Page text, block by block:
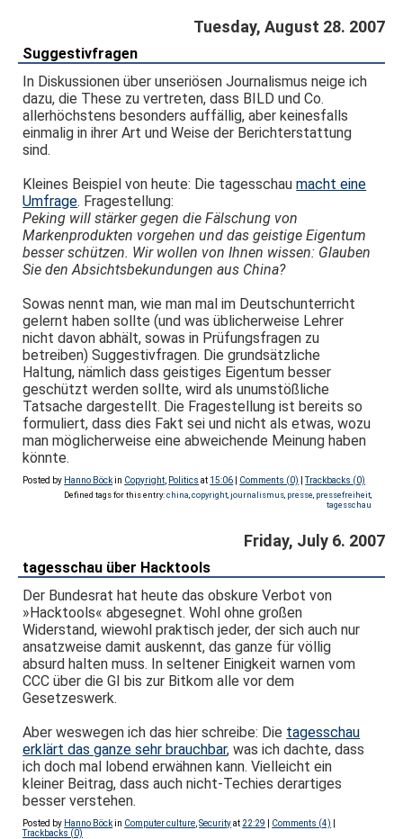
Tuesday, August 28. 2007
Suggestivfragen
In Diskussionen über unseriösen Journalismus neige ich
dazu, die These zu vertreten, dass BILD und Co.
allerhöchstens besonders auffällig, aber keinesfalls
einmalig in ihrer Art und Weise der Berichterstattung
sind.
Kleines Beispiel von heute: Die tagesschaumacht eine
Umfrage. Fragestellung:
Peking will stärker gegen die Fälschung von
Markenprodukten vorgehen und das geistige Eigentum
besser schützen. Wir wollen von Ihnen wissen: Glauben
Sie den Absichtsbekundungen aus China?
Sowas nennt man, wie man mal im Deutschunterricht
gelernt haben sollte (und was üblicherweise Lehrer
nicht davon abhält, sowas in Prüfungsfragen zu
betreiben) Suggestivfragen. Die grundsätzliche
Haltung, nämlich dass geistiges Eigentum besser
geschützt werden sollte, wird als unumstößliche
Tatsache dargestellt. Die Fragestellung ist bereits so
formuliert, dass dies Fakt sei und nicht als etwas, wozu
man möglicherweise eine abweichende Meinung haben
könnte.
Posted by Hanno Böckin Copyright Politics at 15:06 Comments (0) |Trackbacks (0)
Defined tags for this entry:china copyright, journalismus, presse pressefreiheit,
tagesschau
Friday, July 6. 2007
tagesschau über Hacktools
Der Bundesrat hat heute das obskure Verbot von
»Hacktools« abgesegnet. Wohl ohne großen
Widerstand, wiewohl praktisch jeder, der sich auch nur
ansatzweise damit auskennt, das ganze für völlig
absurd halten muss. In seltener Einigkeit warnen vom
CCC über die GI bis zur Bitkom alle vor dem
Gesetzeswerk.
Aber weswegen ich das hier schreibe: Die tagesschau
erklärt das ganze sehr brauchbar, was ich dachte, dass
ich doch mal lobend erwähnen kann. Vielleicht ein
kleiner Beitrag, dass auch nicht-Techies derartiges
besser verstehen.
Posted by Hanno Böckin Computer culture ,Securityat 22:29 Comments (4)
Trackbacks (0)